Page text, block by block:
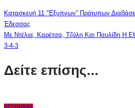
Κατασκευή 11 “έξυπνων” Πρότυπων
Έδεσσας
Με Ντέλια, Καρέτσα, Τζόλη Και Παυλίδη Η
3-4-3
Δείτε επίσης...
ΑΣΤΥΝΟΜΊΑ